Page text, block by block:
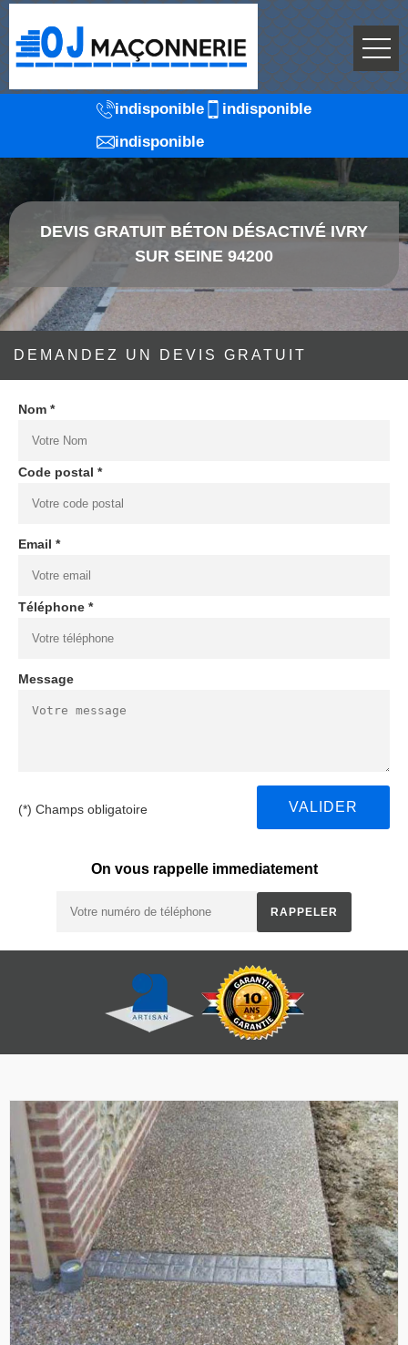
indisponible
indisponible
indisponible
DEVIS GRATUIT BÉTON DÉSACTIVÉ IVRY
SUR SEINE 94200
DEMANDEZ UN DEVIS GRATUIT
Nom *
Code postal *
Email *
Téléphone *
Message
(*) Champs obligatoire
On vous rappelle immediatement